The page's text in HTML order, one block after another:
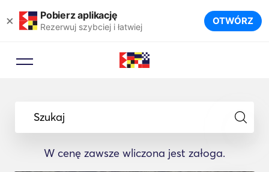
× Pobierz aplikację
Rezerwuj szybciej i łatwiej OTWÓRZ
Szukaj
W cenę zawsze wliczona jest załoga.